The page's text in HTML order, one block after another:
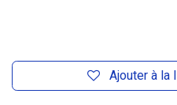
Ajouter à la